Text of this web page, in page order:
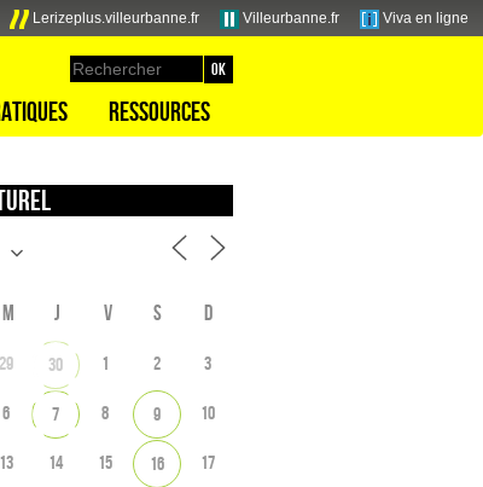
Lerizeplus.villeurbanne.fr Villeurbanne.fr Viva en ligne
Ressources
M J V S D
29 30 1 2 3
6 7 8 9 10
13 14 15 16 17